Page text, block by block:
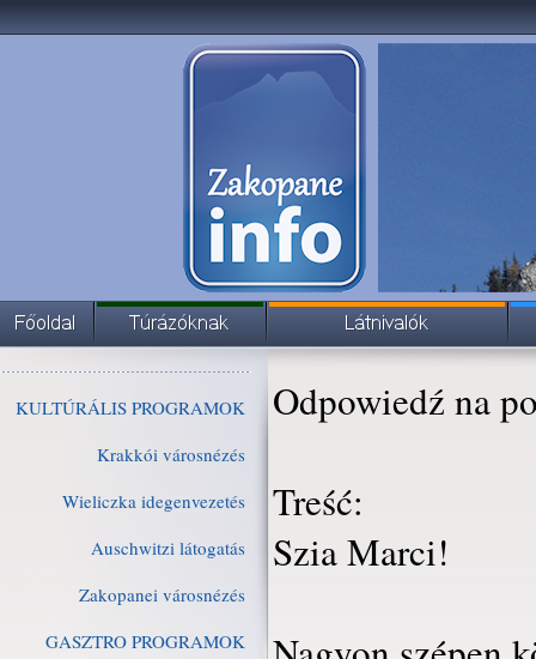
KULTÚRÁLIS PROGRAMOK
Krakkói városnézés
Wieliczka idegenvezetés
Auschwitzi látogatás
Zakopanei városnézés
GASZTRO PROGRAMOK
Odpowiedź na
Treść:
Szia Marci!